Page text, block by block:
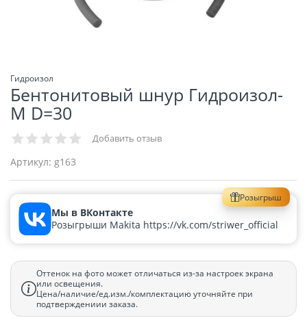
Гидроизол
Бентонитовый шнур Гидроизол-
М D=30
Добавить отзыв
Артикул: g163
Розыгрыш
Мы в ВКонтакте
Розыгрыши Makita https://vk.com/striwer_official
Оттенок на фото может отличаться из-за настроек экрана
или освещения.
Цена/наличие/ед.изм./комплектацию уточняйте при
подтверждениии заказа.